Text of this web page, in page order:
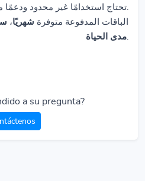
تحتاج استخدامًا غير محدود ودعمًا متميزًا.
الباقات المدفوعة متوفرة شهريًا،
مدى الحياة.
a su pregunta?